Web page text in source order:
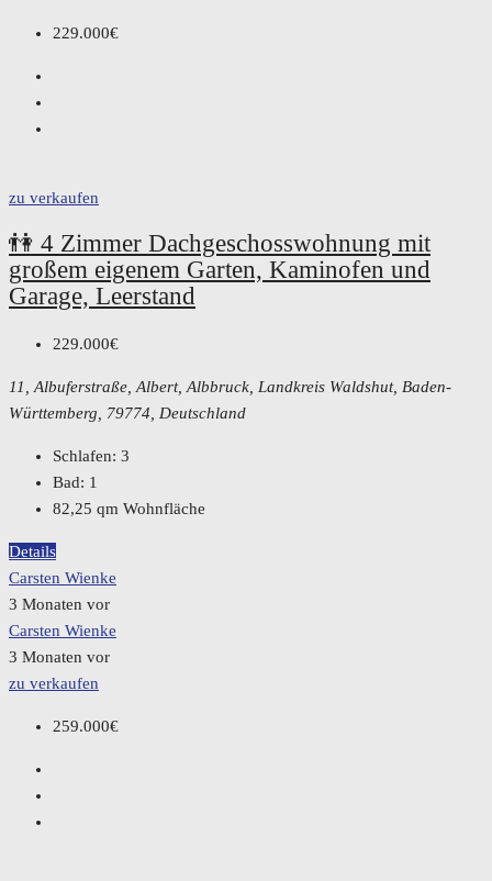
229.000€
zu verkaufen
👫 4 Zimmer Dachgeschosswohnung mit
großem eigenem Garten, Kaminofen und
Garage, Leerstand
229.000€
11, Albuferstraße, Albert, Albbruck, Landkreis Waldshut, Baden-
Württemberg, 79774, Deutschland
Schlafen: 3
Bad: 1
82,25 qm Wohnfläche
Details
Carsten Wienke
3 Monaten vor
Carsten Wienke
3 Monaten vor
zu verkaufen
259.000€